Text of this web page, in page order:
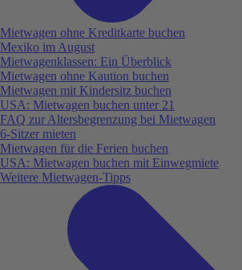
Mietwagen ohne Kreditkarte buchen
Mexiko im August
Mietwagenklassen: Ein Überblick
Mietwagen ohne Kaution buchen
Mietwagen mit Kindersitz buchen
USA: Mietwagen buchen unter 21
FAQ zur Altersbegrenzung bei Mietwagen
6-Sitzer mieten
Mietwagen für die Ferien buchen
USA: Mietwagen buchen mit Einwegmiete
Weitere Mietwagen-Tipps